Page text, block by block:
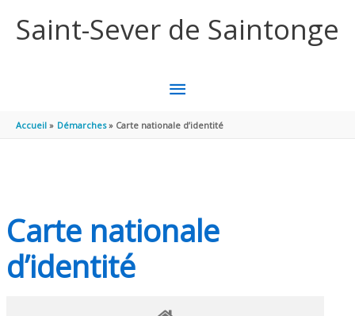
Saint-Sever de Saintonge
MENU
PRINCIPAL
Accueil Démarches Carte nationale d’identité
Carte nationale
d’identité